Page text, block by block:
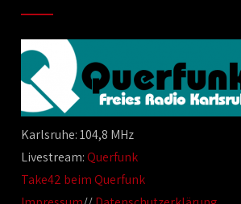
Karlsruhe: 104,8 MHz
Livestream:Querfunk
Take42 beim Querfunk